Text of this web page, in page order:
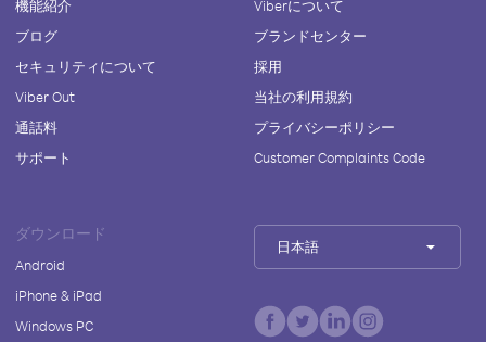
機能紹介
ブログ
セキュリティについて
Viber Out
通話料
サポート
Viberについて
ブランドセンター
採用
当社の利用規約
プライバシーポリシー
Customer Complaints Code
ダウンロード
Android
iPhone & iPad
Windows PC
日本語